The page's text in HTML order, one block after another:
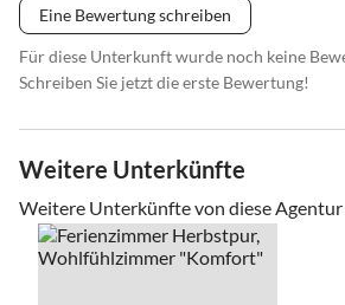
Eine Bewertung schreiben
Für diese Unterkunft wurde noch keine
Schreiben Sie jetzt die erste Bewertung!
Weitere Unterkünfte
Weitere Unterkünfte von diese Agentur